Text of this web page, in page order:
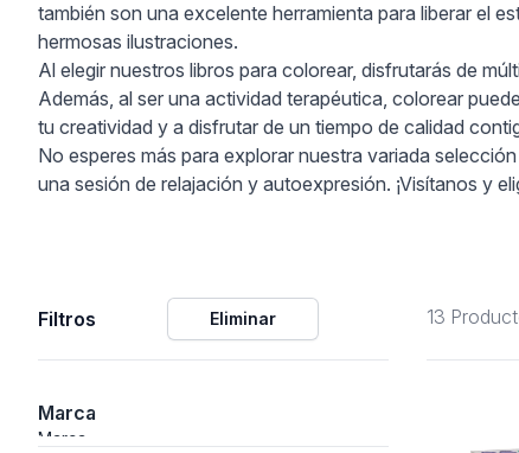
también son una excelente herramienta para liberar el
hermosas ilustraciones.
Al elegir nuestros libros para colorear, disfrutarás de
Además, al ser una actividad terapéutica, colorear
tu creatividad y a disfrutar de un tiempo de calidad
No esperes más para explorar nuestra variada
una sesión de relajación y autoexpresión. ¡Visítanos y
Filtros Eliminar
Marca
Marca
13